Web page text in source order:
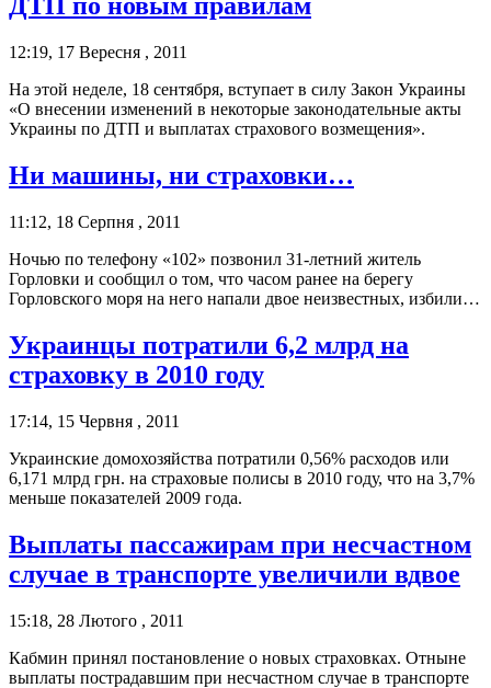
ДТП по новым правилам
12:19, 17 Вересня , 2011
На этой неделе, 18 сентября, вступает в силу Закон Украины
«О внесении изменений в некоторые законодательные акты
Украины по ДТП и выплатах страхового возмещения».
Ни машины, ни страховки…
11:12, 18 Серпня , 2011
Ночью по телефону «102» позвонил 31-летний житель
Горловки и сообщил о том, что часом ранее на берегу
Горловского моря на него напали двое неизвестных, избили…
Украинцы потратили 6,2 млрд на
страховку в 2010 году
17:14, 15 Червня , 2011
Украинские домохозяйства потратили 0,56% расходов или
6,171 млрд грн. на страховые полисы в 2010 году, что на 3,7%
меньше показателей 2009 года.
Выплаты пассажирам при несчастном
случае в транспорте увеличили вдвое
15:18, 28 Лютого , 2011
Кабмин принял постановление о новых страховках. Отныне
выплаты пострадавшим при несчастном случае в транспорте